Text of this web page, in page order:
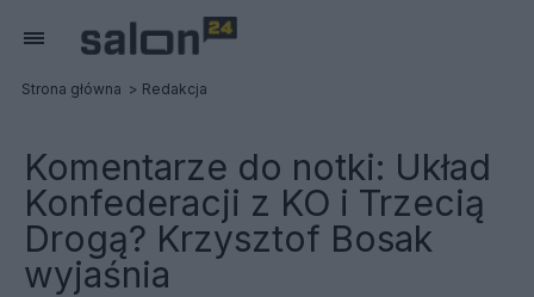
Strona główna Redakcja
Komentarze do notki: Układ
Konfederacji z KO i Trzecią
Drogą? Krzysztof Bosak
wyjaśnia